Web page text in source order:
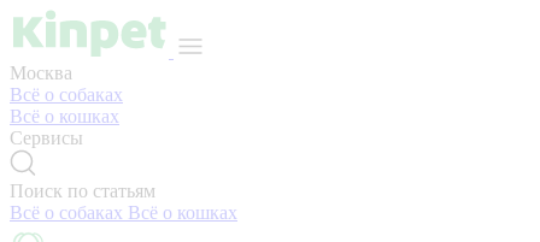
Москва
Всё о собаках
Всё о кошках
Сервисы
Поиск по статьям
Всё о собаках Всё о кошках